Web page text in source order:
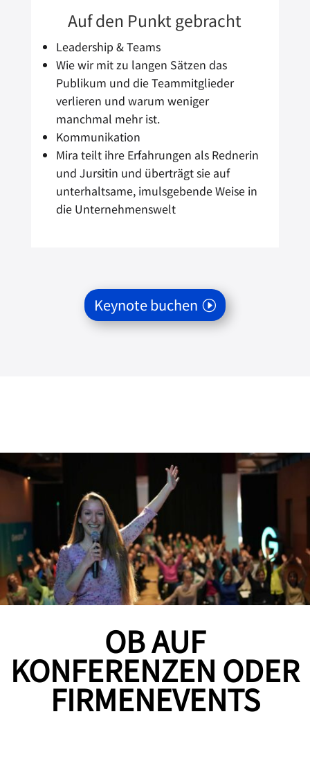
Auf den Punkt gebracht
Leadership & Teams
Wie wir mit zu langen Sätzen das
Publikum und die Teammitglieder
verlieren und warum weniger
manchmal mehr ist.
Kommunikation
Mira teilt ihre Erfahrungen als Rednerin
und Jursitin und überträgt sie auf
unterhaltsame, imulsgebende Weise in
die Unternehmenswelt
Keynote buchen
OB AUF
KONFERENZEN ODER
FIRMENEVENTS